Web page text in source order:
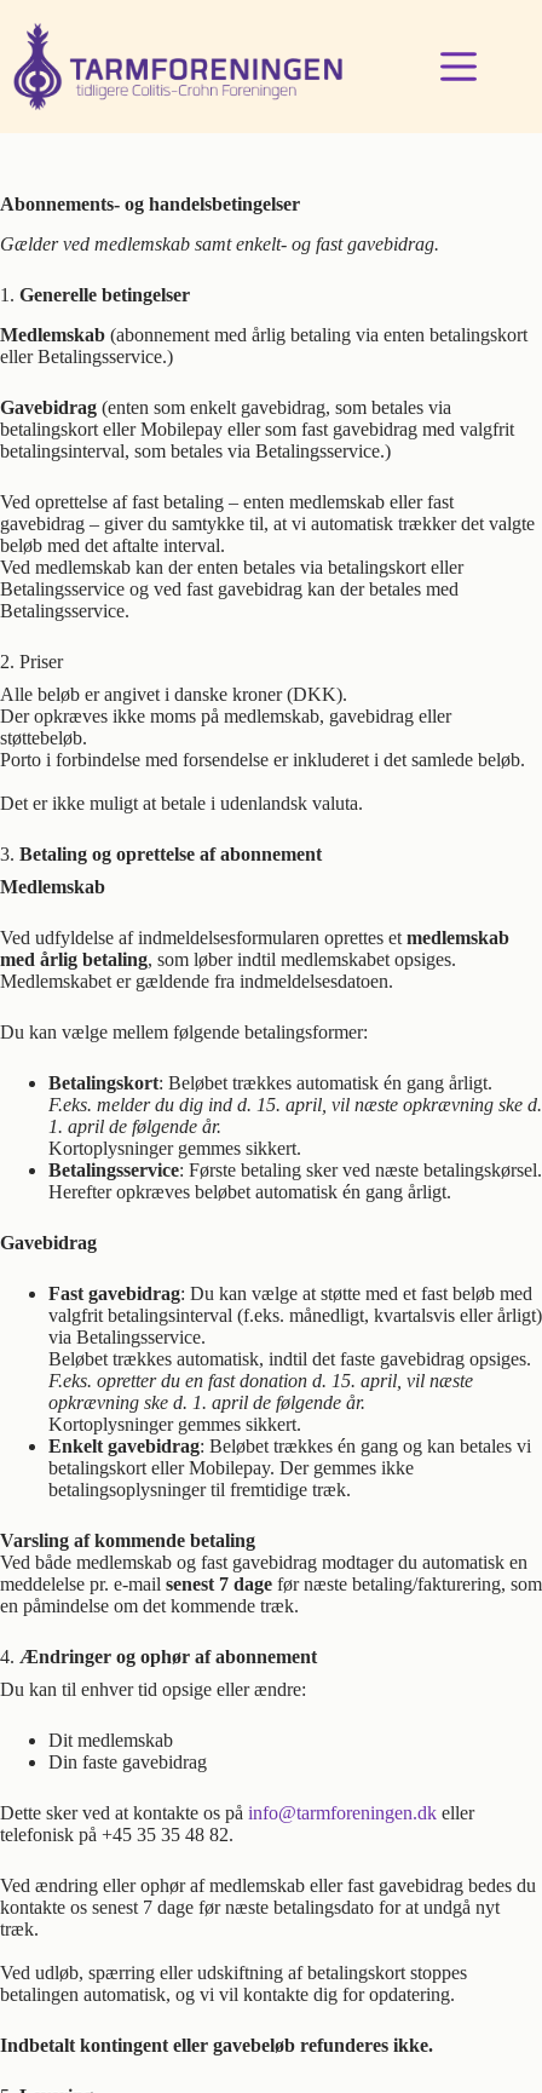
indhold
Abonnements- og handelsbetingelser
Gælder ved medlemskab samt enkelt- og fast gavebidrag.
1. Generelle betingelser
Medlemskab (abonnement med årlig betaling via enten betalingskort
eller Betalingsservice.)
Gavebidrag (enten som enkelt gavebidrag, som betales via
betalingskort eller Mobilepay eller som fast gavebidrag med valgfrit
betalingsinterval, som betales via Betalingsservice.)
Ved oprettelse af fast betaling – enten medlemskab eller fast
gavebidrag – giver du samtykke til, at vi automatisk trækker det valgte
beløb med det aftalte interval.
Ved medlemskab kan der enten betales via betalingskort eller
Betalingsservice og ved fast gavebidrag kan der betales med
Betalingsservice.
2. Priser
Alle beløb er angivet i danske kroner (DKK).
Der opkræves ikke moms på medlemskab, gavebidrag eller
støttebeløb.
Porto i forbindelse med forsendelse er inkluderet i det samlede beløb.
Det er ikke muligt at betale i udenlandsk valuta.
3. Betaling og oprettelse af abonnement
Medlemskab
Ved udfyldelse af indmeldelsesformularen oprettes et medlemskab
med årlig betaling, som løber indtil medlemskabet opsiges.
Medlemskabet er gældende fra indmeldelsesdatoen.
Du kan vælge mellem følgende betalingsformer:
Betalingskort: Beløbet trækkes automatisk én gang årligt.
F.eks. melder du dig ind d. 15. april, vil næste opkrævning ske d.
1. april de følgende år.
Kortoplysninger gemmes sikkert.
Betalingsservice: Første betaling sker ved næste betalingskørsel.
Herefter opkræves beløbet automatisk én gang årligt.
Gavebidrag
Fast gavebidrag: Du kan vælge at støtte med et fast beløb med
valgfrit betalingsinterval (f.eks. månedligt, kvartalsvis eller årligt)
via Betalingsservice.
Beløbet trækkes automatisk, indtil det faste gavebidrag opsiges.
F.eks. opretter du en fast donation d. 15. april, vil næste
opkrævning ske d. 1. april de følgende år.
Kortoplysninger gemmes sikkert.
Enkelt gavebidrag: Beløbet trækkes én gang og kan betales vi
betalingskort eller Mobilepay. Der gemmes ikke
betalingsoplysninger til fremtidige træk.
Varsling af kommende betaling
Ved både medlemskab og fast gavebidrag modtager du automatisk en
meddelelse pr. e-mail senest 7 dage før næste betaling/fakturering, som
en påmindelse om det kommende træk.
4. Ændringer og ophør af abonnement
Du kan til enhver tid opsige eller ændre:
Dit medlemskab
Din faste gavebidrag
Dette sker ved at kontakte os på info@tarmforeningen.dk eller
telefonisk på +45 35 35 48 82.
Ved ændring eller ophør af medlemskab eller fast gavebidrag bedes du
kontakte os senest 7 dage før næste betalingsdato for at undgå nyt
træk.
Ved udløb, spærring eller udskiftning af betalingskort stoppes
betalingen automatisk, og vi vil kontakte dig for opdatering.
Indbetalt kontingent eller gavebeløb refunderes ikke.